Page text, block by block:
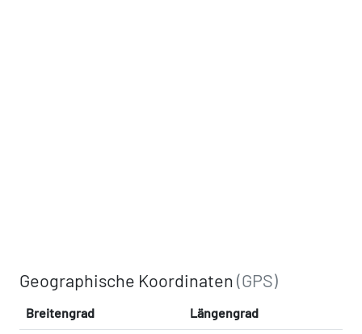
Geographische Koordinaten(GPS)
Breitengrad Längengrad